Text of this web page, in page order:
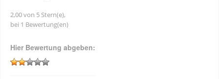
2,00 von 5 Stern(e),
bei 1 Bewertung(en)
Hier Bewertung abgeben: